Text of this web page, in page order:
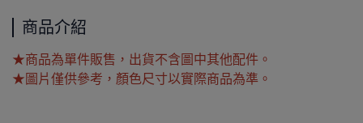
商品介紹
★商品為單件販售，出貨不含圖中其他配件。
★圖片僅供參考，顏色尺寸以實際商品為準。